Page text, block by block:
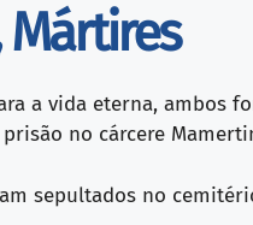
a vida eterna, ambos
no cárcere
sepultados no